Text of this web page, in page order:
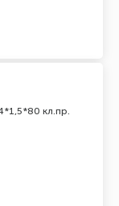
кл.пр.